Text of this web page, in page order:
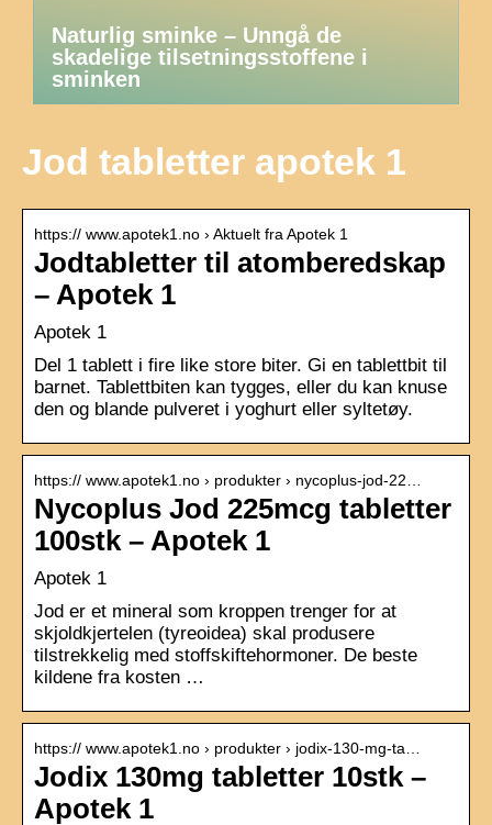
Naturlig sminke – Unngå de
skadelige tilsetningsstoffene i
sminken
Jod tabletter apotek 1
https:// www.apotek1.no › Aktuelt fra Apotek 1
Jodtabletter til atomberedskap
– Apotek 1
Apotek 1
Del 1 tablett i fire like store biter. Gi en tablettbit til
barnet. Tablettbiten kan tygges, eller du kan knuse
den og blande pulveret i yoghurt eller syltetøy.
https:// www.apotek1.no › produkter › nycoplus-jod-22…
Nycoplus Jod 225mcg tabletter
100stk – Apotek 1
Apotek 1
Jod er et mineral som kroppen trenger for at
skjoldkjertelen (tyreoidea) skal produsere
tilstrekkelig med stoffskiftehormoner. De beste
kildene fra kosten …
https:// www.apotek1.no › produkter › jodix-130-mg-ta…
Jodix 130mg tabletter 10stk –
Apotek 1